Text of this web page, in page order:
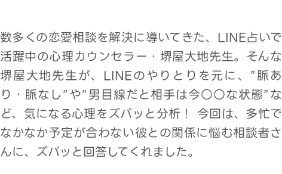
数多くの恋愛相談を解決に導いてきた、LINE占いで
活躍中の心理カウンセラー・堺屋大地先生。そんな
堺屋大地先生が、LINEのやりとりを元に、”脈あ
り・脈なし”や”男目線だと相手は今○○な状態”な
ど、気になる心理をズバッと分析！ 今回は、多忙で
なかなか予定が合わない彼との関係に悩む相談者さ
んに、ズバッと回答してくれました。